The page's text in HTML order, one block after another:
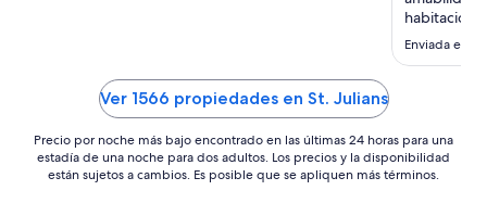
día para
Enviada el 12
Ver 1566 propiedades en St. Julians
Precio por noche más bajo encontrado en las últimas 24 horas para una
estadía de una noche para dos adultos. Los precios y la disponibilidad
están sujetos a cambios. Es posible que se apliquen más términos.